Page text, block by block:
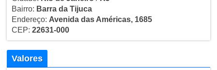
Bairro: Barra da Tijuca
Endereço: Avenida das Américas, 1685
CEP: 22631-000
Valores